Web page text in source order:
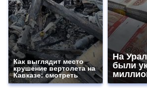
Как выглядит место
крушение вертолета на
Кавказе: смотреть
На
были